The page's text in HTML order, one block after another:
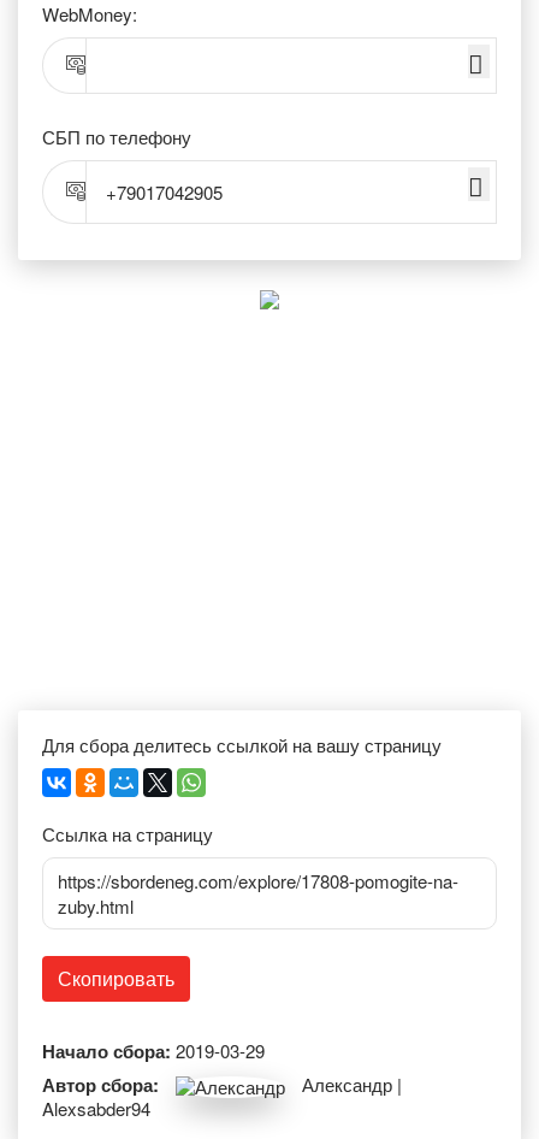
WebMoney:
СБП по телефону
+79017042905
Для сбора делитесь ссылкой на вашу страницу
Ссылка на страницу
https://sbordeneg.com/explore/17808-pomogite-na-
zuby.html
Скопировать
Начало сбора: 2019-03-29
Автор сбора:
Александр |
Alexsabder94